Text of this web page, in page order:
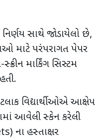
સાથે જોડાયેલો છે,
માટે પરંપરાગત પેપર
માર્કિંગ સિસ્ટમ
વિદ્યાર્થીઓએ આક્ષેપ
આવેલી સ્કેન કરેલી
ના હસ્તાક્ષર